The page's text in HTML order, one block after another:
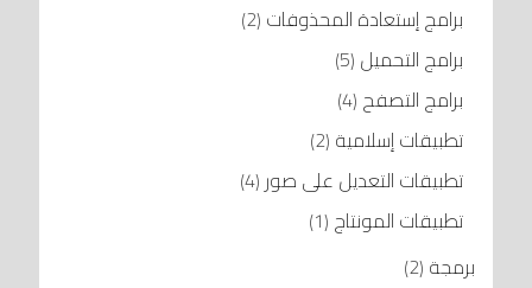
برامج إستعادة المحذوفات (2)
برامج التحميل (5)
برامج التصفح (4)
تطبيقات إسلامية (2)
تطبيقات التعديل على صور (4)
تطبيقات المونتاج (1)
برمجة (2)